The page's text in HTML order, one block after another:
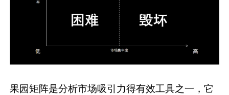
果园矩阵是分析市场吸引力得有效工具之一，它